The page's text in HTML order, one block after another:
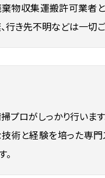
物収集運搬許可業者
行き先不明などは一切ご
プロがしっかり行います
術と経験を培った専門
。